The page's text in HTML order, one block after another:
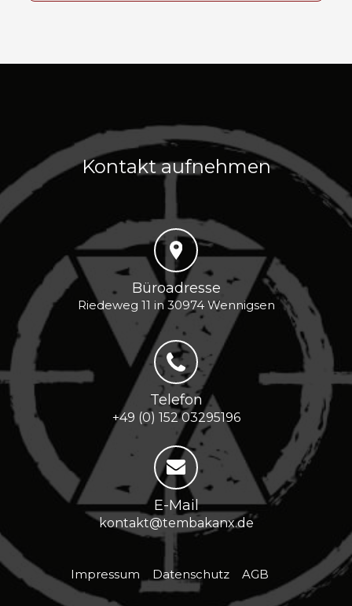
Kontakt aufnehmen
Büroadresse
Riedeweg 11 in 30974 Wennigsen
Telefon
+49 (0) 152 03295196
E-Mail
kontakt@tembakanx.de
Impressum Datenschutz AGB